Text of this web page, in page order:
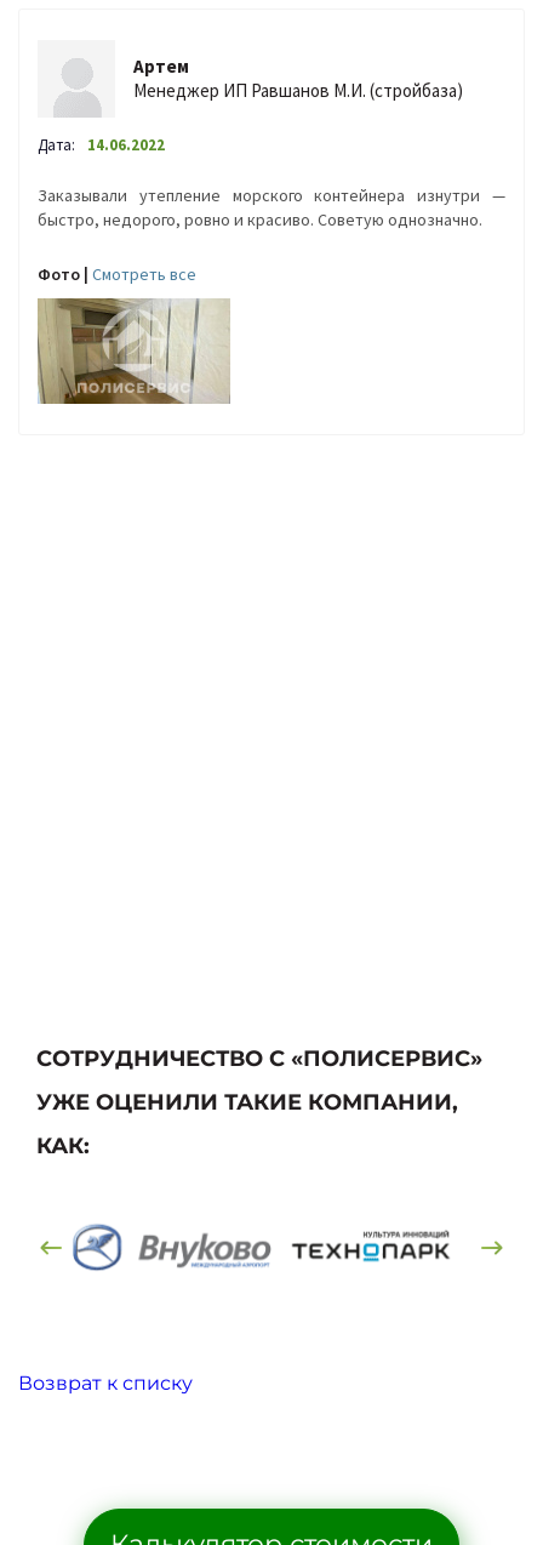
Артем
Менеджер ИП Равшанов М.И. (стройбаза)
Дата: 14.06.2022
Заказывали утепление морского контейнера изнутри —
быстро, недорого, ровно и красиво. Советую однозначно.
Фото | Cмотреть все
СОТРУДНИЧЕСТВО С «ПОЛИСЕРВИС»
УЖЕ ОЦЕНИЛИ ТАКИЕ КОМПАНИИ,
КАК:
Возврат к списку